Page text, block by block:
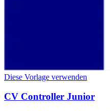
Diese Vorlage verwenden
CV Controller Junior